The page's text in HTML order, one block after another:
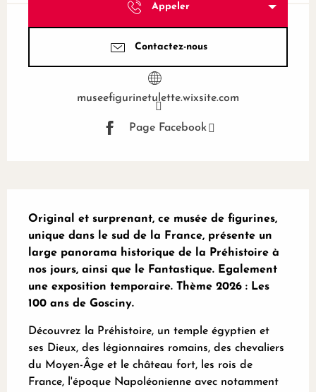
Appeler
Contactez-nous
museefigurinetulette.wixsite.com
Page Facebook
Original et surprenant, ce musée de figurines,
unique dans le sud de la France, présente un
large panorama historique de la Préhistoire à
nos jours, ainsi que le Fantastique. Egalement
une exposition temporaire. Thème 2026 : Les
100 ans de Gosciny.
Découvrez la Préhistoire, un temple égyptien et
ses Dieux, des légionnaires romains, des chevaliers
du Moyen-Âge et le château fort, les rois de
France, l'époque Napoléonienne avec notamment